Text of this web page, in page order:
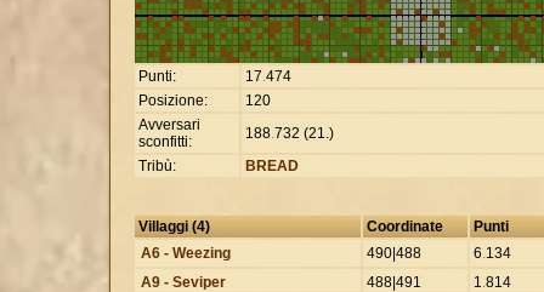
Punti: 17.474
Posizione:
120
Avversari
sconfitti:
188.732 (21.)
Tribù:
BREAD
Villaggi (4) Coordinate
Punti
A6 - Weezing
490|488 6.134
A9 - Seviper
488|491 1.814